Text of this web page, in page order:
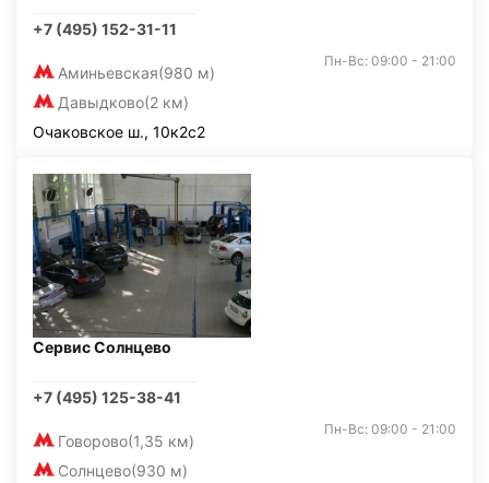
+7 (495) 152-31-11
Аминьевская(980 м)
Давыдково(2 км)
Пн-Вс: 09:00 - 21:00
Очаковское ш., 10к2с2
Сервис Солнцево
+7 (495) 125-38-41
Говорово(1,35 км)
Солнцево(930 м)
Пн-Вс: 09:00 - 21:00